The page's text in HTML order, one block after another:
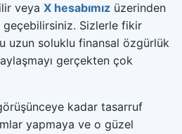
veya X hesabımız üzerinden
Sizlerle fikir
uzun soluklu finansal özgürlük
gerçekten çok
kadar tasarruf
yapmaya ve o güzel